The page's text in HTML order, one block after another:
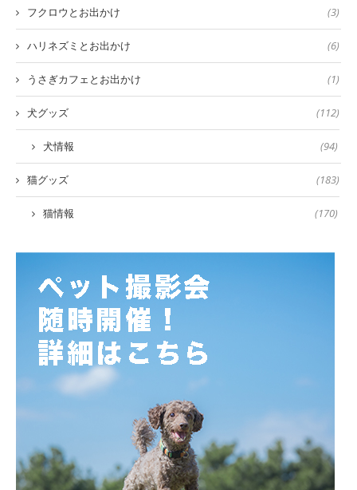
フクロウとお出かけ (3)
ハリネズミとお出かけ (6)
うさぎカフェとお出かけ (1)
犬グッズ (112)
犬情報 (94)
猫グッズ (183)
猫情報 (170)